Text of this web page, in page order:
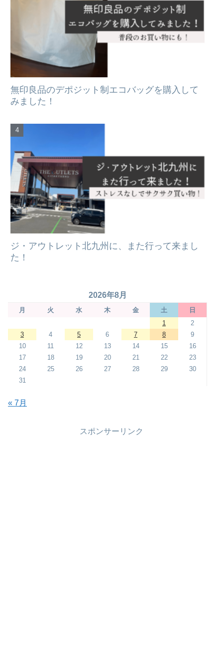
無印良品のデポジット制エコバッグを購入して
みました！
ジ・アウトレット北九州に、また行って来まし
た！
2026年8月
月 火 水 木 金 土
日
1
2
3
4 5 6 7 8
9
10
11 12 13 14 15
16
17
18 19 20 21 22
23
24
25 26 27 28 29
30
31
« 7月
スポンサーリンク